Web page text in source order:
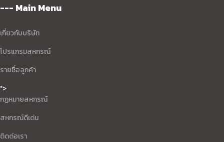
--- Main Menu
เกี่ยวกับบริษัท
โปรแกรมสหกรณ์
รายชื่อลูกค้า
">
กฏหมายสหกรณ์
สหกรณ์ดีเด่น
ติดต่อเรา